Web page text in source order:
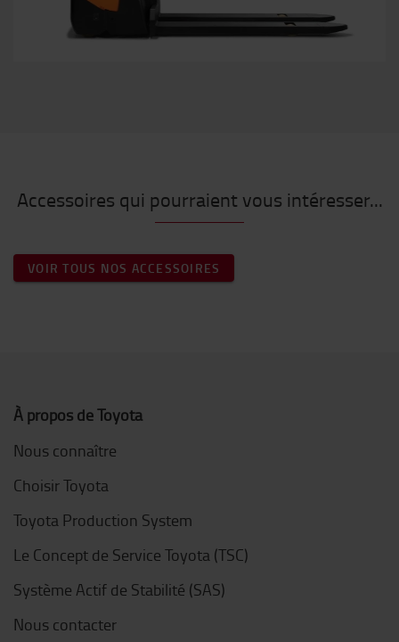
Accessoires qui pourraient vous intéresser...
VOIR TOUS NOS ACCESSOIRES
À propos de Toyota
Nous connaître
Choisir Toyota
Toyota Production System
Le Concept de Service Toyota (TSC)
Système Actif de Stabilité (SAS)
Nous contacter